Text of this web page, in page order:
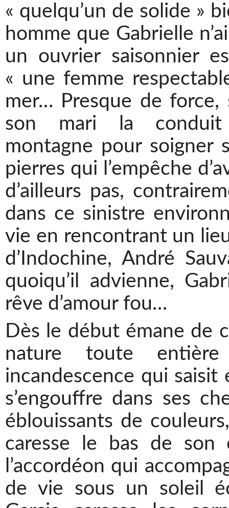
« quelqu’un de solide »
homme que Gabrielle
un ouvrier saisonnier
« une femme
mer… Presque de force,
son mari la
montagne pour soigner
pierres qui l’empêche
d’ailleurs pas,
dans ce sinistre
vie en rencontrant un
d’Indochine, André
quoiqu’il advienne,
rêve d’amour fou…
Dès le début émane de
nature toute
incandescence qui
s’engouffre dans ses
éblouissants de
caresse le bas de son
l’accordéon qui
de vie sous un soleil